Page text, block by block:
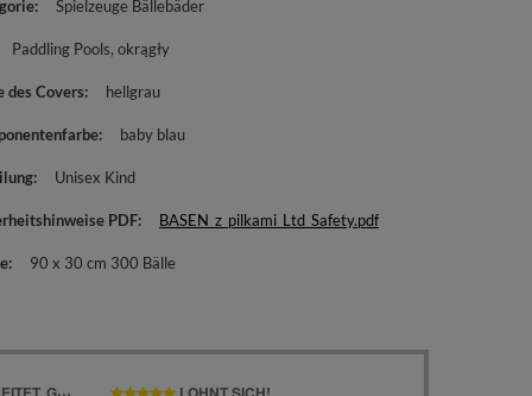
Spielzeuge Bällebäder
Paddling Pools okrągły
des Covers hellgrau
baby blau
Unisex Kind
PDF BASEN_z_pilkami_Ltd_Safety.pdf
90 x 30 cm 300 Bälle